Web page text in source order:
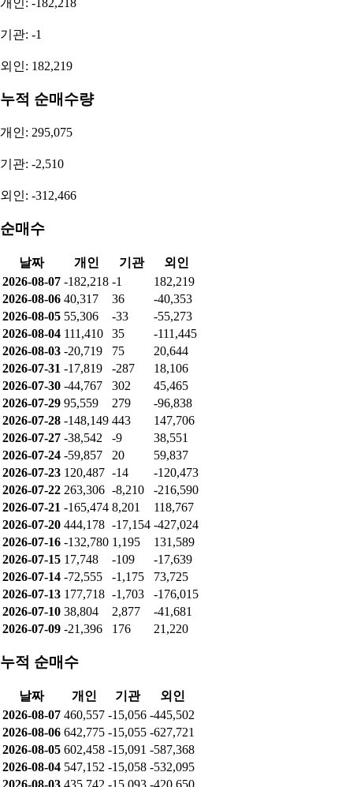
기관: -1
외인: 182,219
누적 순매수량
개인: 295,075
기관: -2,510
외인: -312,466
순매수
날짜 개인 기관
외인
2026-08-07 -182,218 -1
182,219
2026-08-06 40,317 36
-40,353
2026-08-05 55,306 -33
-55,273
2026-08-04 111,410 35
-111,445
2026-08-03 -20,719 75
20,644
2026-07-31 -17,819 -287
18,106
2026-07-30 -44,767 302
45,465
2026-07-29 95,559 279
-96,838
2026-07-28 -148,149 443
147,706
2026-07-27 -38,542 -9
38,551
2026-07-24 -59,857 20
59,837
2026-07-23 120,487 -14
-120,473
2026-07-22 263,306 -8,210
-216,590
2026-07-21 -165,474 8,201
118,767
2026-07-20 444,178 -17,154 -427,024
2026-07-16 -132,780 1,195
131,589
2026-07-15 17,748 -109
-17,639
2026-07-14 -72,555 -1,175
73,725
2026-07-13 177,718 -1,703
-176,015
2026-07-10 38,804 2,877
-41,681
2026-07-09 -21,396 176 21,220
누적 순매수
날짜 개인 기관
외인
2026-08-07 460,557 -15,056 -445,502
2026-08-06 642,775 -15,055 -627,721
2026-08-05 602,458 -15,091 -587,368
2026-08-04 547,152 -15,058 -532,095
2026-08-03 435,742 -15,093 -420,650